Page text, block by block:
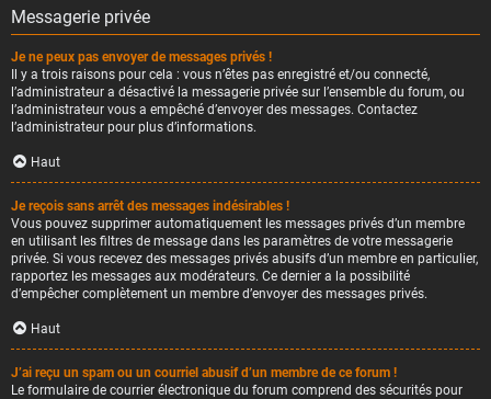
Messagerie privée
Je ne peux pas envoyer de messages privés !
Il y a trois raisons pour cela : vous n’êtes pas enregistré et/ou connecté,
l’administrateur a désactivé la messagerie privée sur l’ensemble du forum, ou
l’administrateur vous a empêché d’envoyer des messages. Contactez
l’administrateur pour plus d’informations.
Haut
Je reçois sans arrêt des messages indésirables !
Vous pouvez supprimer automatiquement les messages privés d’un membre
en utilisant les filtres de message dans les paramètres de votre messagerie
privée. Si vous recevez des messages privés abusifs d’un membre en particulier,
rapportez les messages aux modérateurs. Ce dernier a la possibilité
d’empêcher complètement un membre d’envoyer des messages privés.
Haut
J’ai reçu un spam ou un courriel abusif d’un membre de ce forum !
Le formulaire de courrier électronique du forum comprend des sécurités pour